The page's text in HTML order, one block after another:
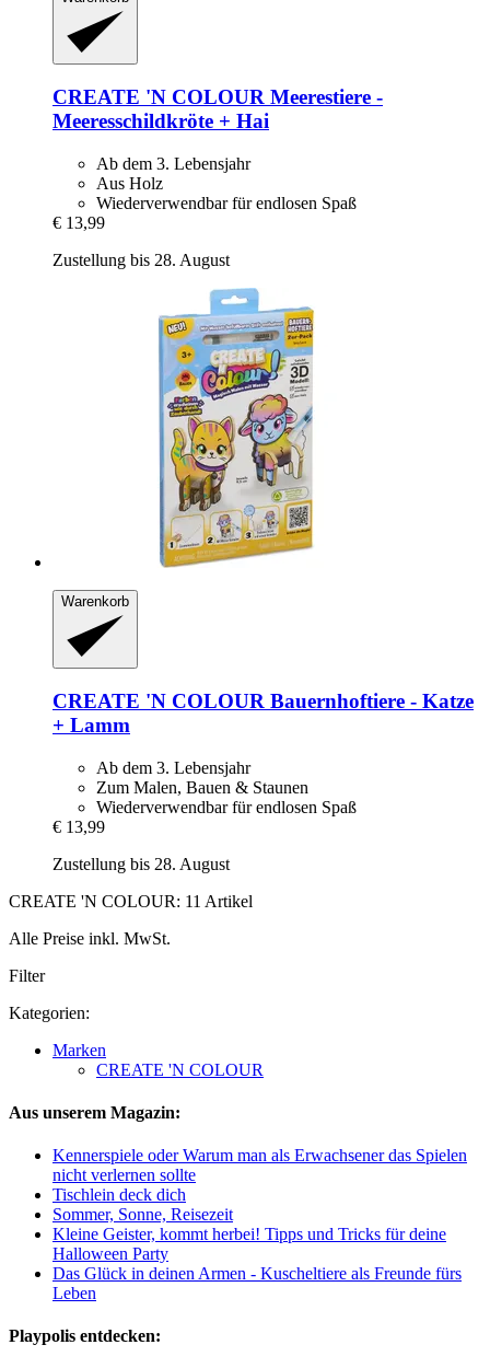
CREATE 'N COLOUR Meerestiere -​
Meeresschildkröte + Hai
Ab dem 3. Lebensjahr
Aus Holz
Wiederverwendbar für endlosen Spaß
€ 13,99
Zustellung bis 28. August
Warenkorb
CREATE 'N COLOUR Bauernhoftiere -​ Katze
+ Lamm
Ab dem 3. Lebensjahr
Zum Malen, Bauen & Staunen
Wiederverwendbar für endlosen Spaß
€ 13,99
Zustellung bis 28. August
CREATE 'N COLOUR: 11 Artikel
Alle Preise inkl. MwSt.
Filter
Kategorien:
Marken
CREATE 'N COLOUR
Aus unserem Magazin:
Kennerspiele oder Warum man als Erwachsener das Spielen
nicht verlernen sollte
Tischlein deck dich
Sommer, Sonne, Reisezeit
Kleine Geister, kommt herbei! Tipps und Tricks für deine
Halloween Party
Das Glück in deinen Armen - Kuscheltiere als Freunde fürs
Leben
Playpolis entdecken: